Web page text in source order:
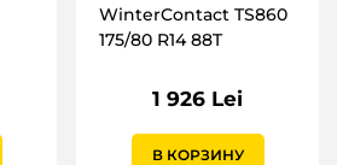
WinterContact TS860
175/80 R14 88T
1 926 Lei
В КОРЗИНУ